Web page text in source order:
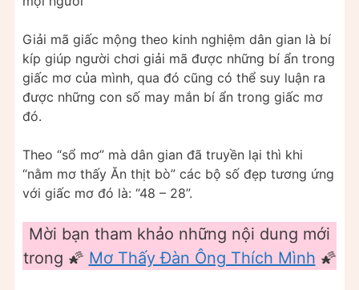
Giải mã giấc mộng theo kinh nghiệm dân gian là bí
kíp giúp người chơi giải mã được những bí ẩn trong
giấc mơ của mình, qua đó cũng có thể suy luận ra
được những con số may mắn bí ẩn trong giấc mơ
đó.
Theo “sổ mơ” mà dân gian đã truyền lại thì khi
“nằm mơ thấy Ăn thịt bò” các bộ số đẹp tương ứng
với giấc mơ đó là: “48 – 28”.
Mời bạn tham khảo những nội dung mới
trong 🌠 Mơ Thấy Đàn Ông Thích Mình 🌠